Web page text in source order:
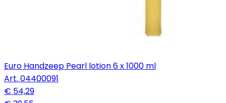
Euro Handzeep Pearl lotion 6 x 1000 ml
Art. 04400091
€ 54,29